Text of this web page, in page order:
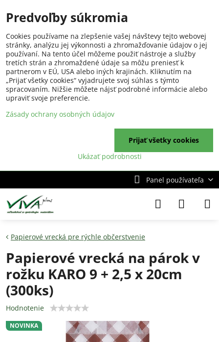
Panel používateľa
NOVINKA
Papierové vrecká pre rýchle občerstvenie
Papierové vrecká na párok v
rožku KARO 9 + 2,5 x 20cm
(300ks)
Hodnotenie
Predvoľby súkromia
Cookies používame na zlepšenie vašej návštevy tejto webovej
stránky, analýzu jej výkonnosti a zhromažďovanie údajov o jej
používaní. Na tento účel môžeme použiť nástroje a služby
tretích strán a zhromaždené údaje sa môžu preniesť k
partnerom v EÚ, USA alebo iných krajinách. Kliknutím na
„Prijať všetky cookies“ vyjadrujete svoj súhlas s týmto
spracovaním. Nižšie môžete nájsť podrobné informácie alebo
upraviť svoje preferencie.
Zásady ochrany osobných údajov
Ukázať podrobnosti
Prijať všetky cookies